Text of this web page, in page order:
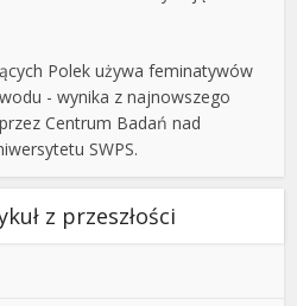
Polek używa feminatywów
- wynika z najnowszego
Centrum Badań nad
SWPS.
z przeszłości